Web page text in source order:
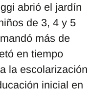
abrió el jardín
de 3, 4 y 5
más de
en tiempo
la escolarización
inicial en